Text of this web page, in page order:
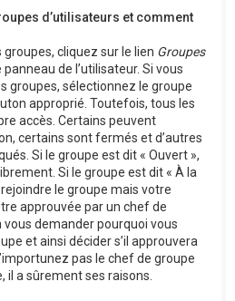
d’utilisateurs et comment
cliquez sur le lien Groupes
de l’utilisateur. Si vous
groupes, sélectionnez le groupe
approprié. Toutefois, tous les
accès. Certains peuvent
certains sont fermés et d’autres
Si le groupe est dit « Ouvert »,
Si le groupe est dit « À la
le groupe mais votre
approuvée par un chef de
demander pourquoi vous
et ainsi décider s’il approuvera
pas le chef de groupe
il a sûrement ses raisons.